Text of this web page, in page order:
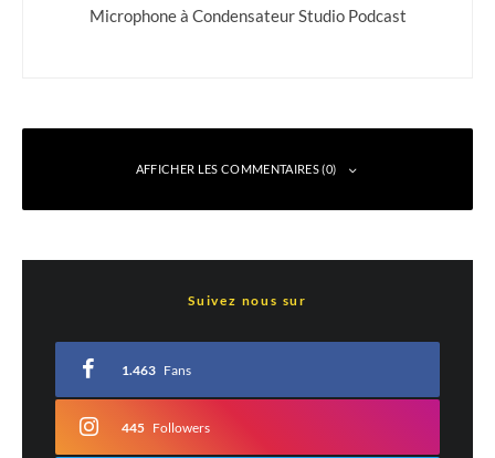
Microphone à Condensateur Studio Podcast
AFFICHER LES COMMENTAIRES (0)
*
Commentaire*
Suivez nous sur
1.463 Fans
445 Followers